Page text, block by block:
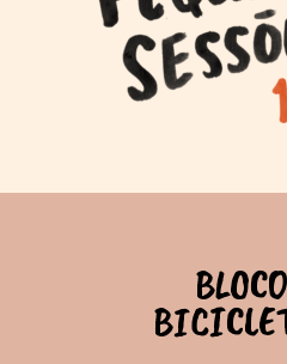
PAVILHÃO
BLOCO
INFÂNCIAS
FOTOS